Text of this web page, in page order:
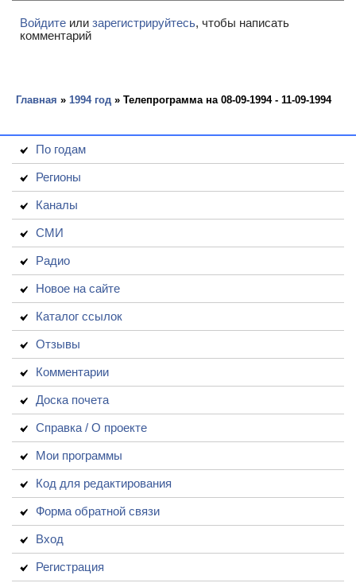
Войдите или зарегистрируйтесь, чтобы написать
комментарий
Главная » 1994 год » Телепрограмма на 08-09-1994 - 11-09-1994
По годам
Регионы
Каналы
СМИ
Радио
Новое на сайте
Каталог ссылок
Отзывы
Комментарии
Доска почета
Справка / О проекте
Мои программы
Код для редактирования
Форма обратной связи
Вход
Регистрация